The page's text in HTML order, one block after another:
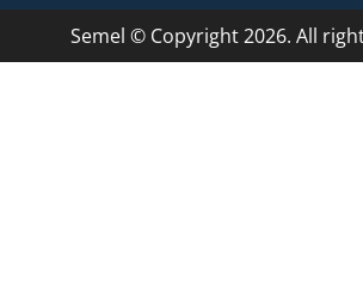
Semel © Copyright 2026. All